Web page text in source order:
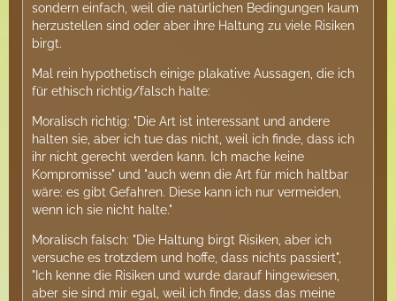
sondern einfach, weil die natürlichen Bedingungen kaum
herzustellen sind oder aber ihre Haltung zu viele Risiken
birgt.
Mal rein hypothetisch einige plakative Aussagen, die ich
für ethisch richtig/falsch halte:
Moralisch richtig: "Die Art ist interessant und andere
halten sie, aber ich tue das nicht, weil ich finde, dass ich
ihr nicht gerecht werden kann. Ich mache keine
Kompromisse" und "auch wenn die Art für mich haltbar
wäre: es gibt Gefahren. Diese kann ich nur vermeiden,
wenn ich sie nicht halte."
Moralisch falsch: "Die Haltung birgt Risiken, aber ich
versuche es trotzdem und hoffe, dass nichts passiert",
"Ich kenne die Risiken und wurde darauf hingewiesen,
aber sie sind mir egal, weil ich finde, dass das meine